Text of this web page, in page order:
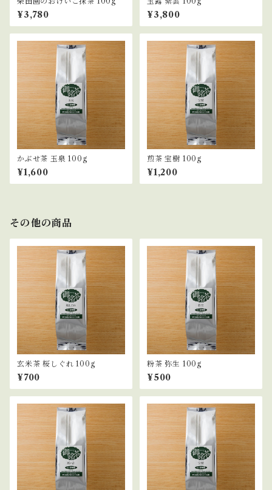
¥3,780 ¥3,800
かぶせ茶 玉泉 100g
¥1,600
煎茶 宝樹 100g
¥1,200
その他の商品
玄米茶 桜しぐれ 100g
¥700
粉茶 弥生 100g
¥500